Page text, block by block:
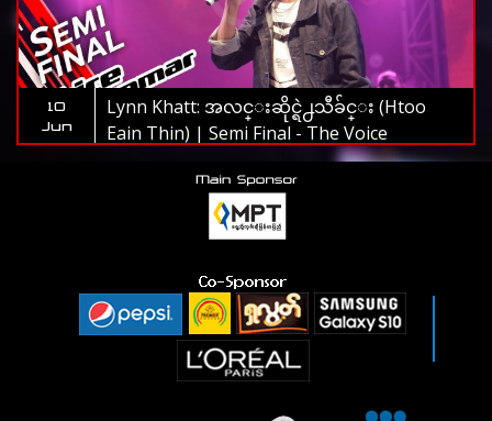
10
Jun
Lynn Khatt: အလင္းဆိုင္ရဲ႕သီခ်င္း (Htoo
Eain Thin) | Semi Final - The Voice